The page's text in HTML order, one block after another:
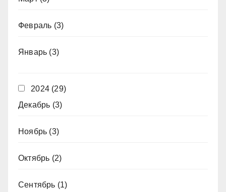
Февраль (3)
Январь (3)
2024 (29)
Декабрь (3)
Ноябрь (3)
Октябрь (2)
Сентябрь (1)